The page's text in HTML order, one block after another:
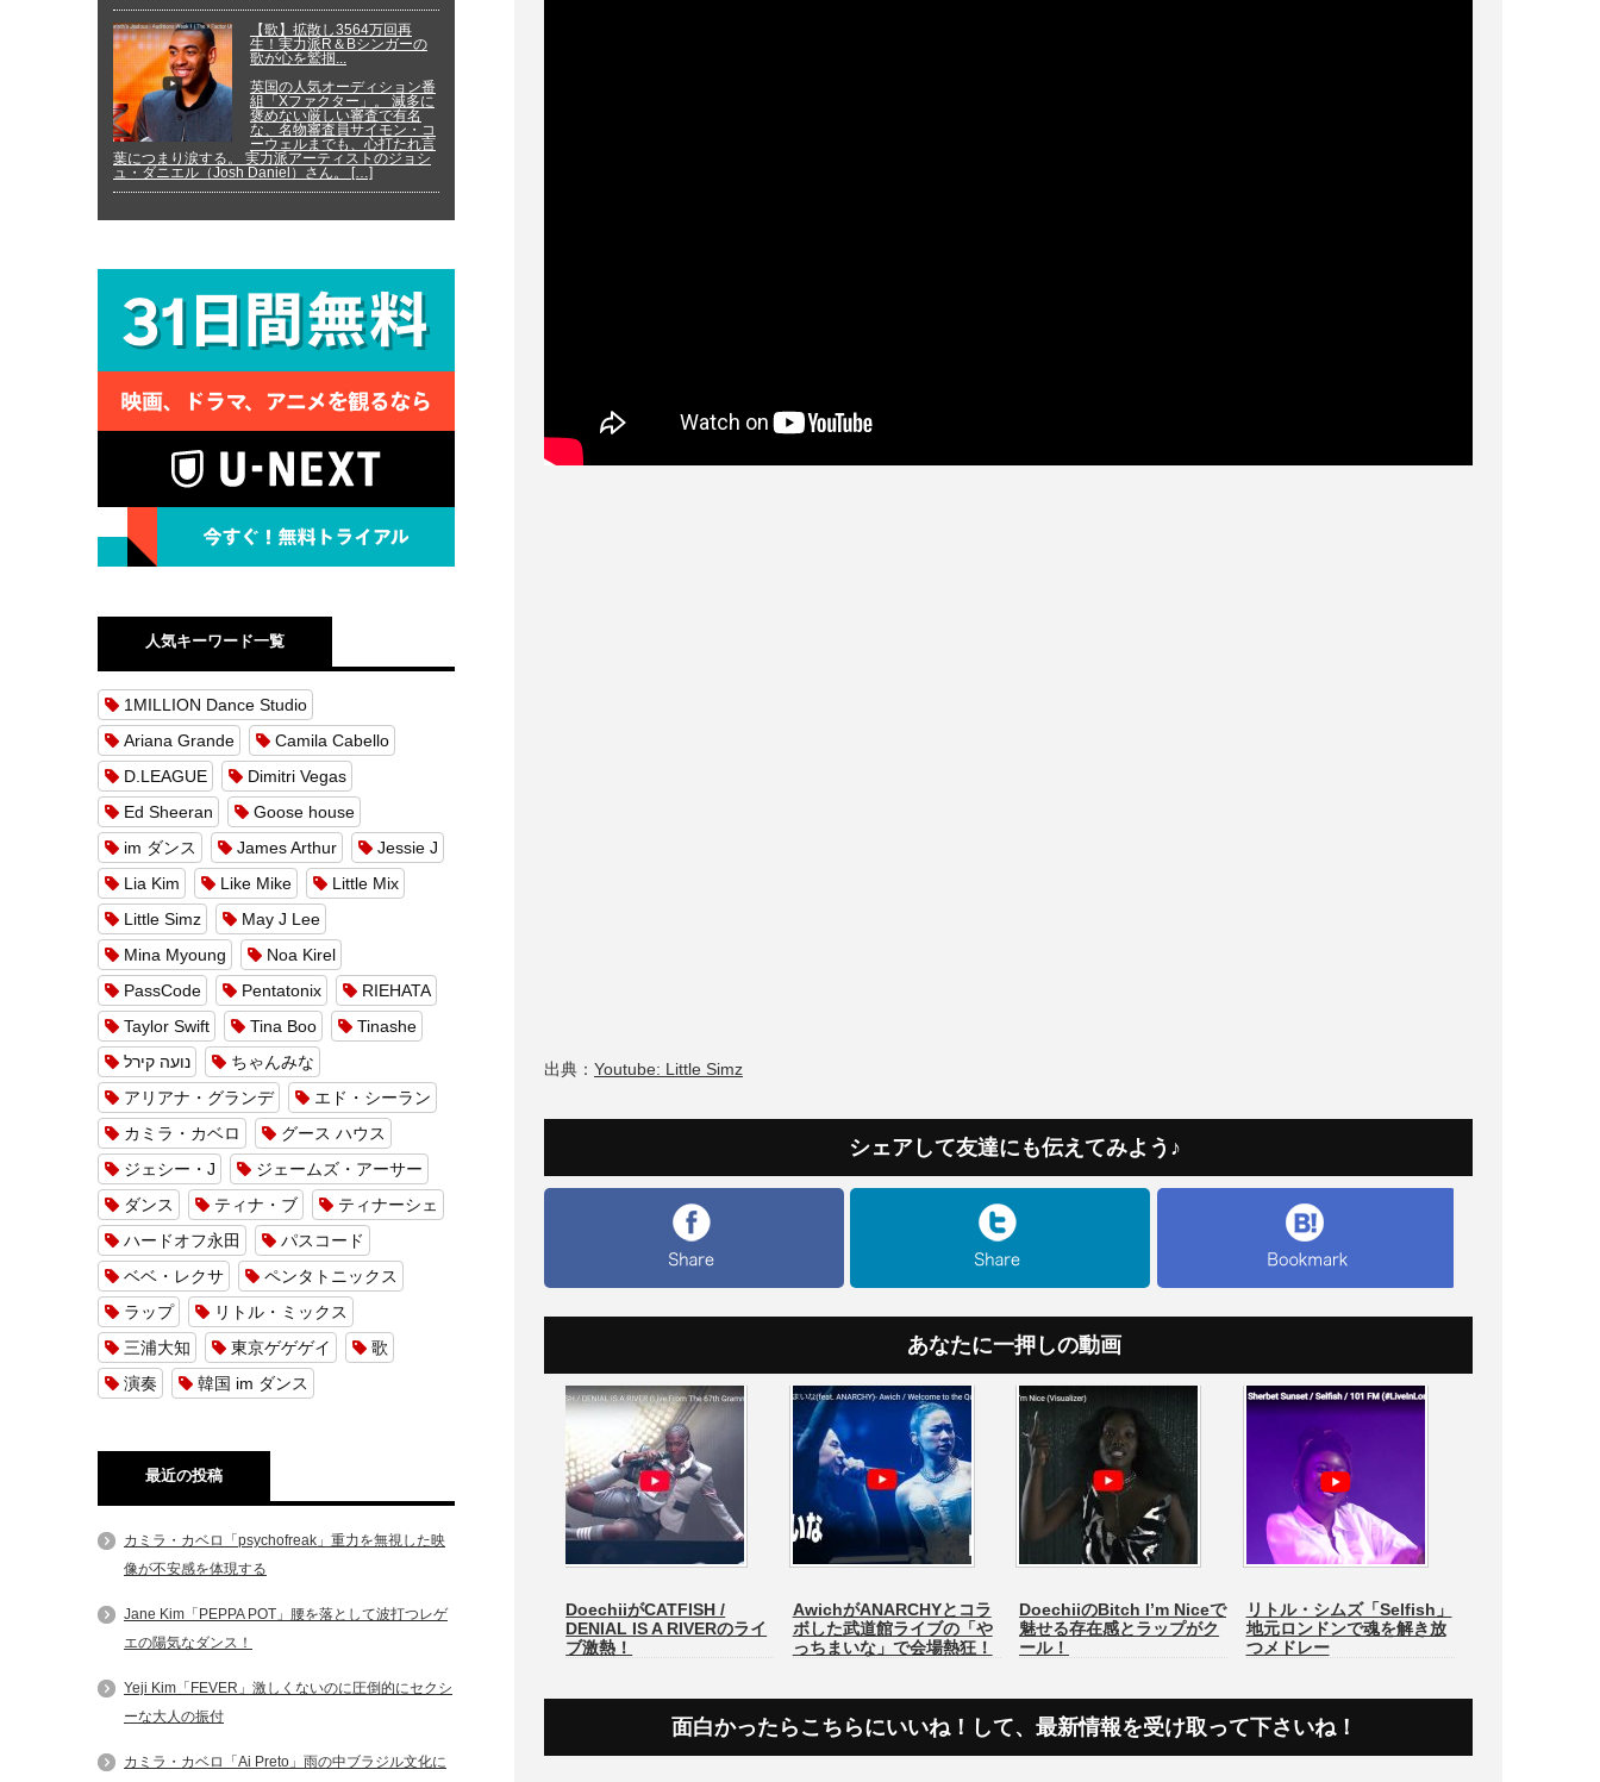
出典： Youtube: Little Simz
シェアして友達にも伝えてみよう♪
あなたに一押しの動画
DoechiiがCATFISH /
DENIAL IS A RIVERのライ
ブ激熱！
AwichがANARCHYとコラ
ボした武道館ライブの「や
っちまいな」で会場熱狂！
DoechiiのBitch I’m Niceで
魅せる存在感とラップがク
ール！
リトル・シムズ「Selfish」
地元ロンドンで魂を解き放
つメドレー
面白かったらこちらにいいね！して、最新情報を受け取って下さいね！
【歌】拡散し3564万回再
生！実力派R＆Bシンガーの
歌が心を鷲掴...
英国の人気オーディション番
組「Xファクター」。 滅多に
褒めない厳しい審査で有名
な、名物審査員サイモン・コ
ーウェルまでも、心打たれ言
葉につまり涙する。 実力派アーティストのジョシ
ュ・ダニエル（Josh Daniel）さん。 […]
人気キーワード一覧
1MILLION Dance Studio
Ariana Grande
Camila Cabello
D.LEAGUE
Dimitri Vegas
Ed Sheeran
Goose house
im ダンス
James Arthur
Jessie J
Lia Kim
Like Mike
Little Mix
Little Simz
May J Lee
Mina Myoung
Noa Kirel
PassCode
Pentatonix
RIEHATA
Taylor Swift
Tina Boo
Tinashe
נועה קירל
ちゃんみな
アリアナ・グランデ
エド・シーラン
カミラ・カベロ
グース ハウス
ジェシー・J
ジェームズ・アーサー
ダンス
ティナ・ブ
ティナーシェ
ハードオフ永田
パスコード
ベベ・レクサ
ペンタトニックス
ラップ
リトル・ミックス
三浦大知
東京ゲゲゲイ
歌
演奏
韓国 im ダンス
最近の投稿
カミラ・カベロ「psychofreak」重力を無視した映
像が不安感を体現する
Jane Kim「PEPPA POT」腰を落として波打つレゲ
エの陽気なダンス！
Yeji Kim「FEVER」激しくないのに圧倒的にセクシ
ーな大人の振付
カミラ・カベロ「Ai Preto」雨の中ブラジル文化に